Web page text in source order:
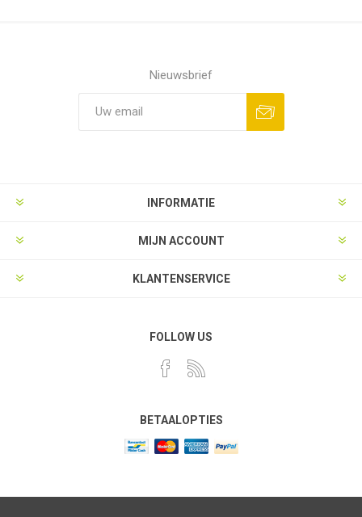
Nieuwsbrief
INFORMATIE
MIJN ACCOUNT
KLANTENSERVICE
FOLLOW US
BETAALOPTIES